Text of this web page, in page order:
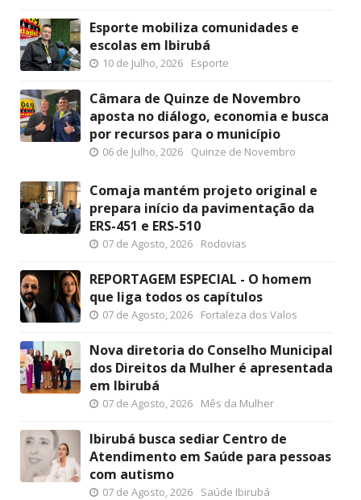
Esporte mobiliza comunidades e
escolas em Ibirubá
10 de Julho, 2026 Esporte
Câmara de Quinze de Novembro
aposta no diálogo, economia e busca
por recursos para o município
06 de Julho, 2026 Quinze de Novembro
Comaja mantém projeto original e
prepara início da pavimentação da
ERS-451 e ERS-510
07 de Agosto, 2026 Rodovias
REPORTAGEM ESPECIAL - O homem
que liga todos os capítulos
07 de Agosto, 2026 Fortaleza dos Valos
Nova diretoria do Conselho Municipal
dos Direitos da Mulher é apresentada
em Ibirubá
07 de Agosto, 2026 Mês da Mulher
Ibirubá busca sediar Centro de
Atendimento em Saúde para pessoas
com autismo
07 de Agosto, 2026 Saúde Ibirubá